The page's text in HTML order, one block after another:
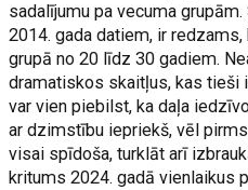
sadalījumu pa vecuma
2014. gada datiem, ir
grupā no 20 līdz 30 gadiem.
dramatiskos skaitļus, kas
var vien piebilst, ka daļa
ar dzimstību iepriekš, vēl
visai spīdoša, turklāt arī
kritums 2024. gadā vienlaikus